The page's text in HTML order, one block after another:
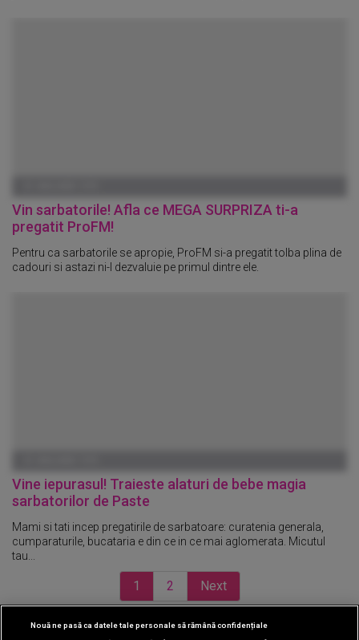
Vin sarbatorile! Afla ce MEGA SURPRIZA ti-a
pregatit ProFM!
Pentru ca sarbatorile se apropie, ProFM si-a pregatit tolba plina de
cadouri si astazi ni-l dezvaluie pe primul dintre ele.
Vine iepurasul! Traieste alaturi de bebe magia
sarbatorilor de Paste
Mami si tati incep pregatirile de sarbatoare: curatenia generala,
cumparaturile, bucataria e din ce in ce mai aglomerata. Micutul
tau...
1 2 Next
Nouă ne pasă ca datele tale personale să rămână confidențiale